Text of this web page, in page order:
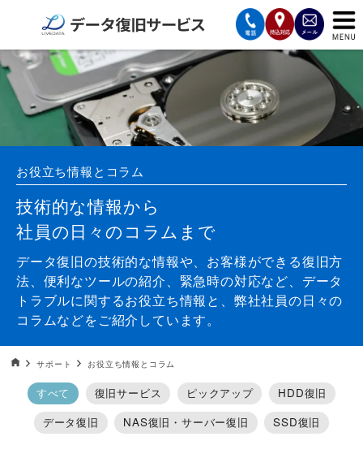
サービスの案内
復旧費用と納期
サービスの流れ
対応メディア
データ復旧事例
お客様の声
会社案内
お役立ち情報とコラム
技術的な情報から
社員の日々のコラムまで
データ復旧の技術的な情報や、お客様ができる復旧方
法、便利なツールの紹介、緊急時の対応など、データ
トラブルに関するお役立ち情報と、弊社社員の日々の
コラムなどをご紹介しています。
データ復旧HOME
サポート お役立ち情報とコラム
すべて 復旧サービス ピックアップ
HDD復旧
データ復旧
NAS復旧・サーバー復旧 SSD復旧